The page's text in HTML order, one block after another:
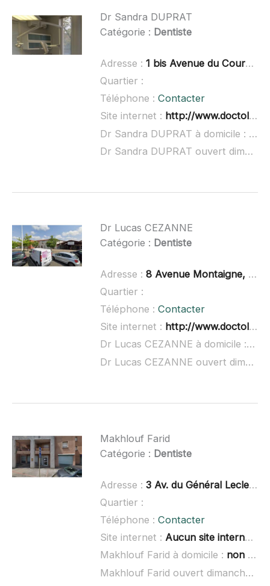
Dr Sandra DUPRAT
Catégorie : Dentiste
Adresse : 1 bis Avenue du Courdé, 32600 L'Isle-Jourdain
Quartier :
Téléphone : Contacter
Site internet : http://www.doctolib.fr/dentiste/l-isle-jourdain/sandra-duprat
Dr Sandra DUPRAT à domicile :
non
Dr Sandra DUPRAT ouvert dimanche :
Dr Lucas CEZANNE
Catégorie : Dentiste
Adresse : 8 Avenue Montaigne, 31830 Plaisance-du-Touch
Quartier :
Téléphone : Contacter
Site internet : http://www.doctolib.fr/dentiste/plaisance-du-touch/lucas-cezanne
Dr Lucas CEZANNE à domicile :non
Dr Lucas CEZANNE ouvert dimanche :
Makhlouf Farid
Catégorie : Dentiste
Adresse : 3 Av. du Général Leclerc Philippe de Hauteclocque, 31270 Cugnaux
Quartier :
Téléphone : Contacter
Site internet : Aucun site internet connu
Makhlouf Farid à domicile : non renseigné
Makhlouf Farid ouvert dimanche :